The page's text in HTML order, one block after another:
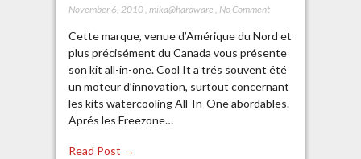
November 6, 2010, mika@hardware No Comment
Cette marque, venue d’Amérique du Nord et
plus précisément du Canada vous présente
son kit all-in-one. Cool It a trés souvent été
un moteur d’innovation, surtout concernant
les kits watercooling All-In-One abordables.
Aprés les Freezone…
Read Post →